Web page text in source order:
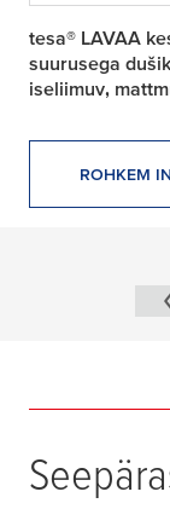
tesa® LAVAA
suurusega
iseliimuv,
ROHKEM